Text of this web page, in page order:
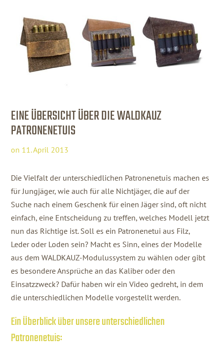
EINE ÜBERSICHT ÜBER DIE WALDKAUZ
PATRONENETUIS
on 11. April 2013
Die Vielfalt der unterschiedlichen Patronenetuis machen es
für Jungjäger, wie auch für alle Nichtjäger, die auf der
Suche nach einem Geschenk für einen Jäger sind, oft nicht
einfach, eine Entscheidung zu treffen, welches Modell jetzt
nun das Richtige ist. Soll es ein Patronenetui aus Filz,
Leder oder Loden sein? Macht es Sinn, eines der Modelle
aus dem WALDKAUZ-Modulussystem zu wählen oder gibt
es besondere Ansprüche an das Kaliber oder den
Einsatzzweck? Dafür haben wir ein Video gedreht, in dem
die unterschiedlichen Modelle vorgestellt werden.
Ein Überblick über unsere unterschiedlichen
Patronenetuis: